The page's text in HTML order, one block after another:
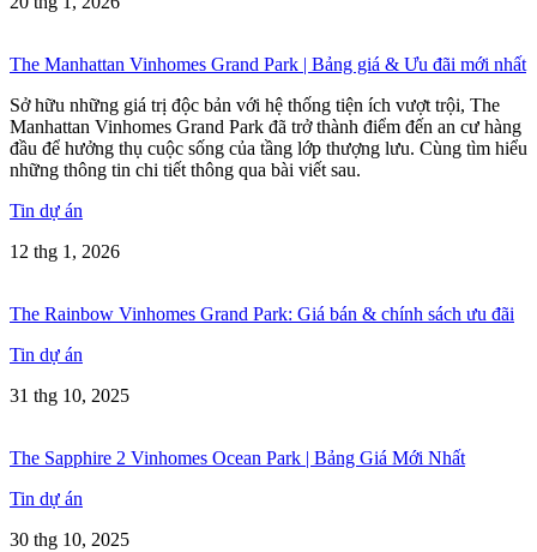
The Manhattan Vinhomes Grand Park | Bảng giá & Ưu đãi mới nhất
Sở hữu những giá trị độc bản với hệ thống tiện ích vượt trội, The
Manhattan Vinhomes Grand Park đã trở thành điểm đến an cư hàng
đầu để hưởng thụ cuộc sống của tầng lớp thượng lưu. Cùng tìm hiểu
những thông tin chi tiết thông qua bài viết sau.
Tin dự án
12 thg 1, 2026
The Rainbow Vinhomes Grand Park: Giá bán & chính sách ưu đãi
Tin dự án
31 thg 10, 2025
The Sapphire 2 Vinhomes Ocean Park | Bảng Giá Mới Nhất
Tin dự án
30 thg 10, 2025